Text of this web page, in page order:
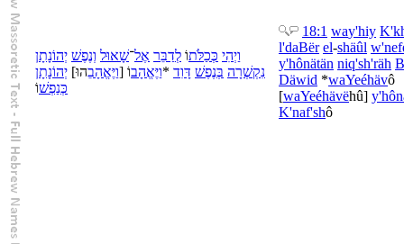
וַיְהִי כְּכַלֹּתוֹ לְדַבֵּר אֶל־שָׁאוּל וְנֶפֶשׁ יְהוֹנָתָן
נִקְשְׁרָה בְּנֶפֶשׁ דָּוִד *וַיֶּאֱהָבוֹ [וַיֶּאֱהָבֵהוּ] יְהוֹנָתָן
כְּנַפְשׁוֹ
18:1 way'hiy K'
l'daBër el-shäûl w'
y'hônätän niq'sh'räh
Däwid *waYeéhävô
[waYeéhävëhû]
K'naf'shô